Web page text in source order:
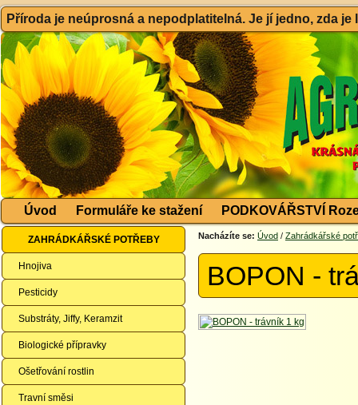
Příroda je neúprosná a nepodplatitelná. Je jí jedno, zda
Úvod Formuláře ke stažení PODKOVÁŘSTVÍ
ZAHRÁDKÁŘSKÉ POTŘEBY
Hnojiva
Pesticidy
Substráty, Jiffy, Keramzit
Biologické přípravky
Ošetřování rostlin
Travní směsi
Nacházíte se: Úvod / Zahrádkářské
BOPON -